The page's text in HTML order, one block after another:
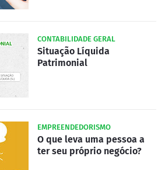
CONTABILIDADE GERAL
Situação Líquida
Patrimonial
EMPREENDEDORISMO
O que leva uma pessoa a
ter seu próprio negócio?